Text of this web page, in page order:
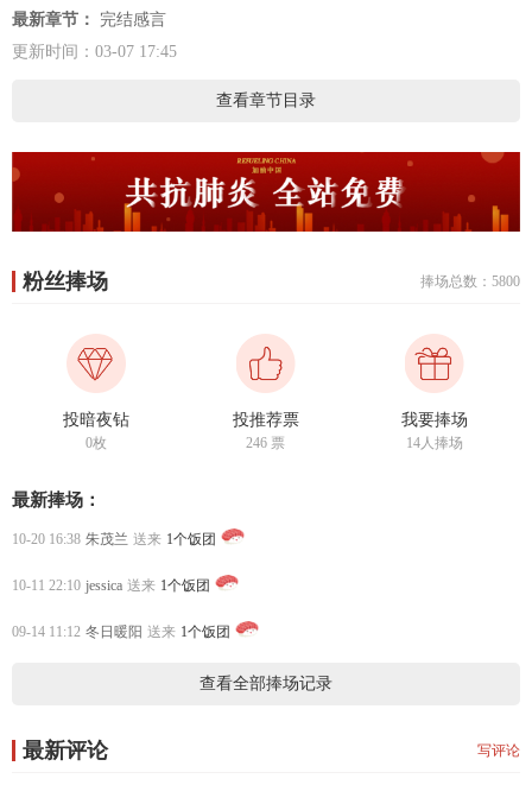
最新章节：
完结感言
更新时间：03-07 17:45
查看章节目录
粉丝捧场 捧场总数：5800
投暗夜钻
0枚
投推荐票
246 票
我要捧场
14人捧场
最新捧场：
10-20 16:38 朱茂兰 送来 1个饭团
10-11 22:10 jessica 送来 1个饭团
09-14 11:12 冬日暖阳 送来 1个饭团
查看全部捧场记录
最新评论 写评论